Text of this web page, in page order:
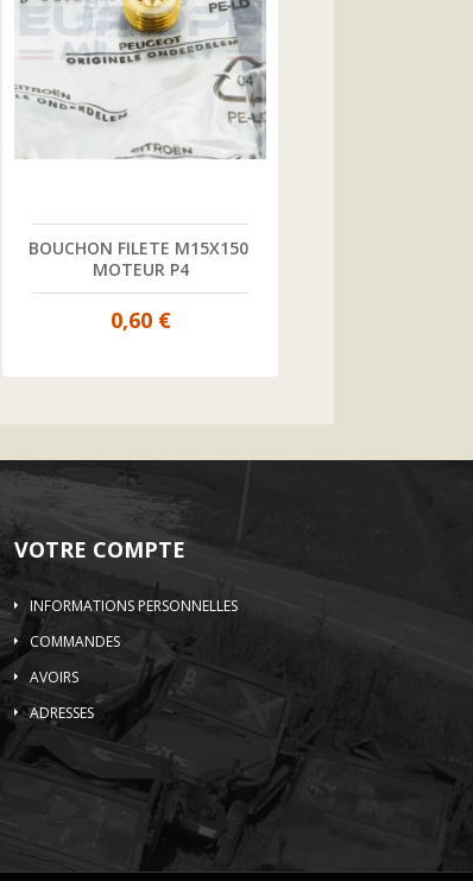
BOUCHON FILETE M15X150
MOTEUR P4
0,60 €
VOTRE COMPTE
INFORMATIONS PERSONNELLES
COMMANDES
AVOIRS
ADRESSES